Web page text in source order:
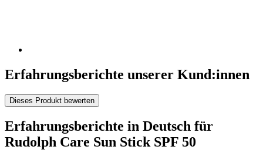
Erfahrungsberichte unserer Kund:innen
Dieses Produkt bewerten
Erfahrungsberichte in Deutsch für
Rudolph Care Sun Stick SPF 50